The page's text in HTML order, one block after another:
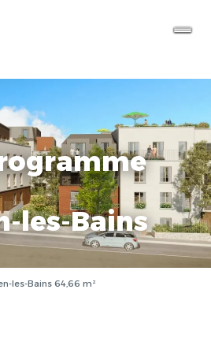
les-Bains
les-Bains 64,66 m²